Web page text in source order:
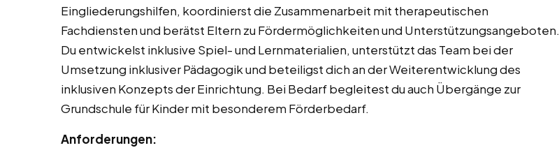
Eingliederungshilfen, koordinierst die Zusammenarbeit mit therapeutischen
Fachdiensten und berätst Eltern zu Fördermöglichkeiten und Unterstützungsangeboten.
Du entwickelst inklusive Spiel- und Lernmaterialien, unterstützt das Team bei der
Umsetzung inklusiver Pädagogik und beteiligst dich an der Weiterentwicklung des
inklusiven Konzepts der Einrichtung. Bei Bedarf begleitest du auch Übergänge zur
Grundschule für Kinder mit besonderem Förderbedarf.
Anforderungen: